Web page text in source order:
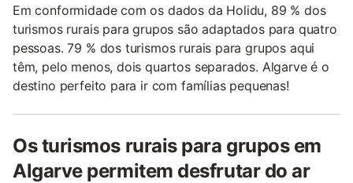
Em conformidade com os dados da Holidu, 89 % dos
turismos rurais para grupos são adaptados para quatro
pessoas. 79 % dos turismos rurais para grupos aqui
têm, pelo menos, dois quartos separados. Algarve é o
destino perfeito para ir com famílias pequenas!
Os turismos rurais para grupos em
Algarve permitem desfrutar do ar